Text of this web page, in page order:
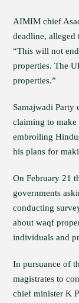
AIMIM chief
deadline, alleged
“This will not
properties. The
properties.”
Samajwadi Party
claiming to
embroiling
his plans for
On February 21
governments
conducting
about waqf
individuals and
In pursuance of
magistrates to
chief minister K